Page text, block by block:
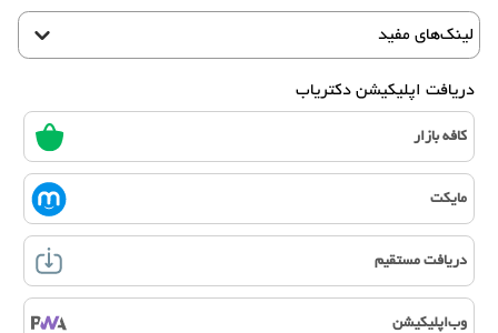
لینک‌های مفید
دریافت اپلیکیشن دکتریاب
کافه بازار
مایکت
دریافت مستقیم
وب‌اپلیکیشن